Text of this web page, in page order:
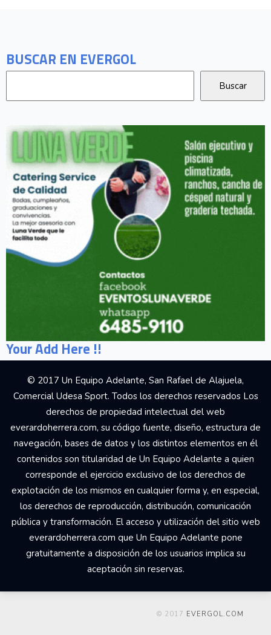
BUSCAR EN EVERGOL
Your Add Here !!
© 2017 Un Equipo Adelante, San Rafael de Alajuela,
Comercial Udesa Sport. Todos los derechos reservados Los
derechos de propiedad intelectual del web
everardoherrera.com, su código fuente, diseño, estructura de
navegación, bases de datos y los distintos elementos en él
contenidos son titularidad de Un Equipo Adelante a quien
corresponde el ejercicio exclusivo de los derechos de
explotación de los mismos en cualquier forma y, en especial,
los derechos de reproducción, distribución, comunicación
pública y transformación. El acceso y utilización del sitio web
everardoherrera.com que Un Equipo Adelante pone
gratuitamente a disposición de los usuarios implica su
aceptación sin reservas.
© 2017 EVERGOL.COM